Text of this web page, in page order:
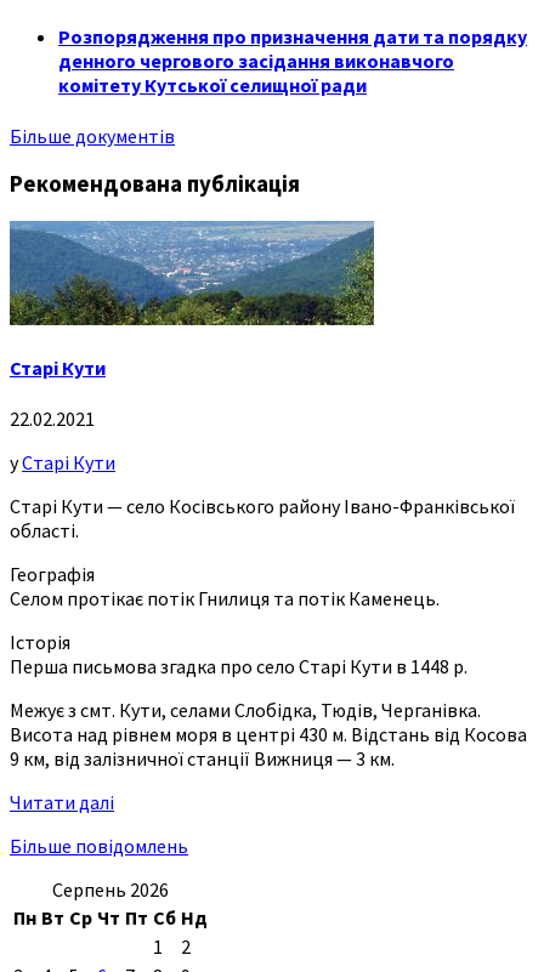
Розпорядження про призначення дати та порядку
денного чергового засідання виконавчого
комітету Кутської селищної ради
Більше документів
Рекомендована публікація
Старі Кути
22.02.2021
уСтарі Кути
Старі Кути — село Косівського району Івано-Франківської
області.
Географія
Селом протікає потік Гнилиця та потік Каменець.
Історія
Перша письмова згадка про село Старі Кути в 1448 р.
Межує з смт. Кути, селами Слобідка, Тюдів, Черганівка.
Висота над рівнем моря в центрі 430 м. Відстань від Косова
9 км, від залізничної станції Вижниця — 3 км.
Читати далі
Більше повідомлень
Серпень 2026
Пн Вт Ср Чт Пт Сб Нд
1
2